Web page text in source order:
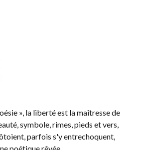
», la liberté est la maîtresse de
symbole, rimes, pieds et vers,
parfois s'y entrechoquent,